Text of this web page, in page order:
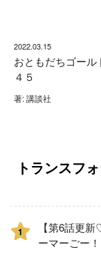
2022.03.15
おともだちゴール
４５
著: 講談社
トランスフ
1
【第6話更
ーマーごー